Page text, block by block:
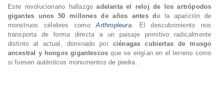
Este revolucionario hallazgo adelanta el reloj de los artrópodos
gigantes unos 50 millones de años antes d e la aparición de
monstruos célebres como
Arthropleura. El descubrimiento nos
transporta de forma directa a un paisaje primitivo radicalmente
distinto al actual, dominado por
ciénagas cubiertas de musgo
ancestral y hongos gigantescos que se erigían en el terreno como
si fuesen auténticos monumentos de piedra.